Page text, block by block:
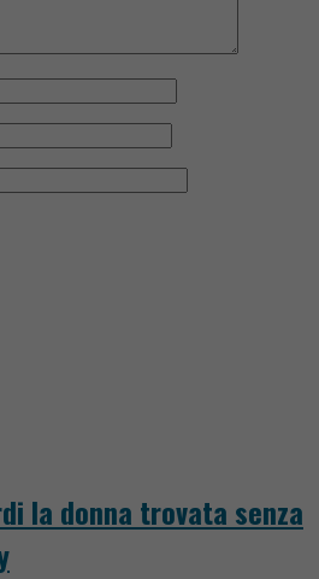
la donna trovata senza